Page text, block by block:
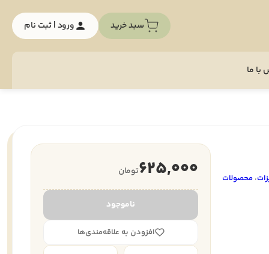
سبد خرید ورود | ثبت نام
با ما
،محصولات 625,000تومان
ناموجود
افزودن به علاقه‌مندی‌ها